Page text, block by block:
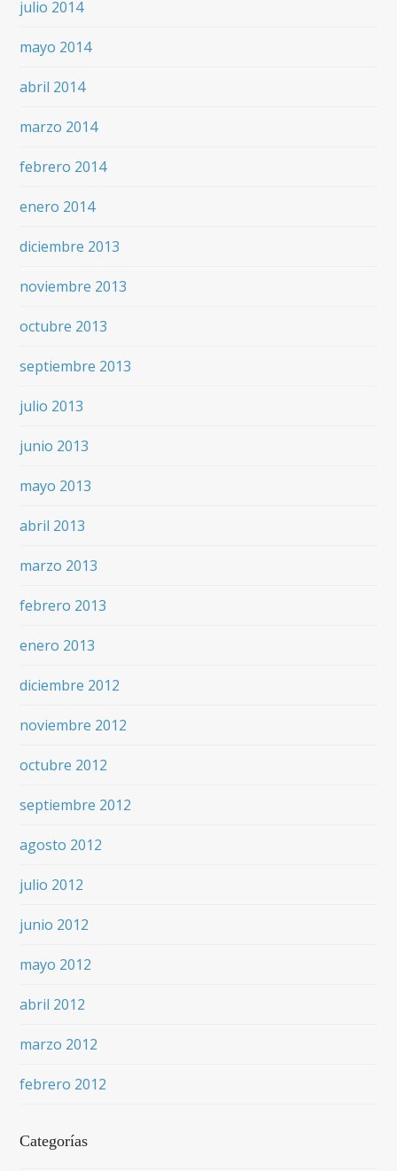
julio 2014
mayo 2014
abril 2014
marzo 2014
febrero 2014
enero 2014
diciembre 2013
noviembre 2013
octubre 2013
septiembre 2013
julio 2013
junio 2013
mayo 2013
abril 2013
marzo 2013
febrero 2013
enero 2013
diciembre 2012
noviembre 2012
octubre 2012
septiembre 2012
agosto 2012
julio 2012
junio 2012
mayo 2012
abril 2012
marzo 2012
febrero 2012
Categorías